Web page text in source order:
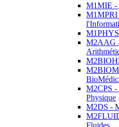
M1MIE -
M1MPRI
M2AAG
M2CPS -
Physique
M2DS -
Fluides